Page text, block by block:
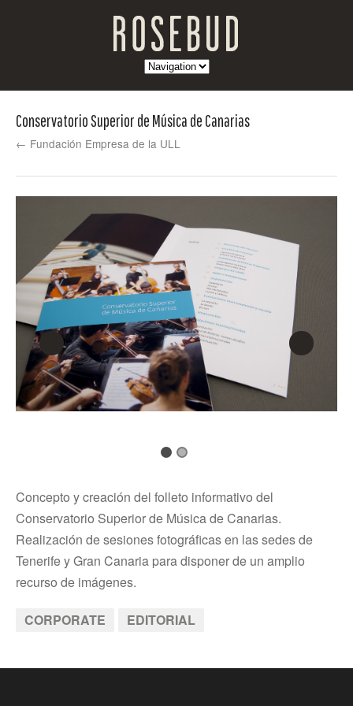
Conservatorio Superior de Música de Canarias
← Fundación Empresa de la ULL
Concepto y creación del folleto informativo del
Conservatorio Superior de Música de Canarias.
Realización de sesiones fotográficas en las sedes de
Tenerife y Gran Canaria para disponer de un amplio
recurso de imágenes.
CORPORATE EDITORIAL